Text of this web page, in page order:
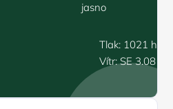
jasno
Tlak: 1021 hPa
Vítr: SE 3.08 m/